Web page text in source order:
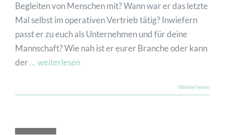
Begleiten von Menschen mit? Wann war er das letzte
Mal selbst im operativen Vertrieb tätig? Inwiefern
passt er zu euch als Unternehmen und für deine
Mannschaft? Wie nah ist er eurer Branche oder kann
der... weiterlesen
Weiterlesen